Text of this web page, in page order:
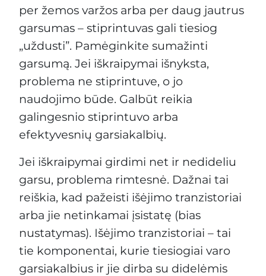
per žemos varžos arba per daug jautrus
garsumas – stiprintuvas gali tiesiog
„uždusti”. Pamėginkite sumažinti
garsumą. Jei iškraipymai išnyksta,
problema ne stiprintuve, o jo
naudojimo būde. Galbūt reikia
galingesnio stiprintuvo arba
efektyvesnių garsiakalbių.
Jei iškraipymai girdimi net ir nedideliu
garsu, problema rimtesnė. Dažnai tai
reiškia, kad pažeisti išėjimo tranzistoriai
arba jie netinkamai įsistatę (bias
nustatymas). Išėjimo tranzistoriai – tai
tie komponentai, kurie tiesiogiai varo
garsiakalbius ir jie dirba su didelėmis